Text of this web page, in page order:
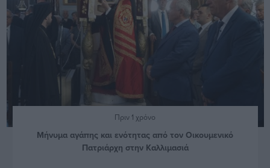
Πριν 1 χρόνο
Μήνυμα αγάπης και ενότητας από τον Οικουμενικό
Πατριάρχη στην Καλλιμασιά